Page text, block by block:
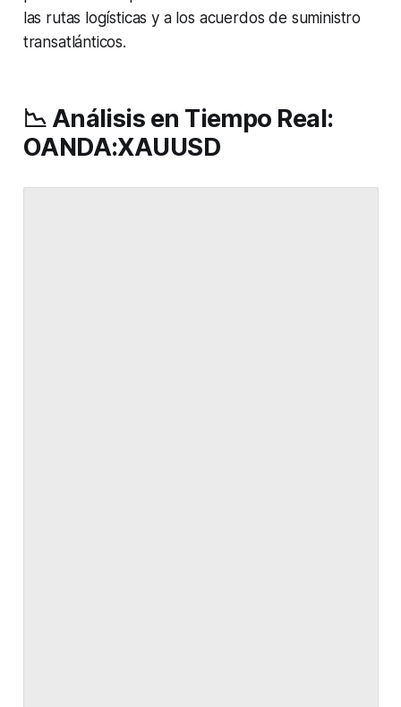
las rutas logísticas y a los acuerdos de suministro
transatlánticos.
📉 Análisis en Tiempo Real:
OANDA:XAUUSD